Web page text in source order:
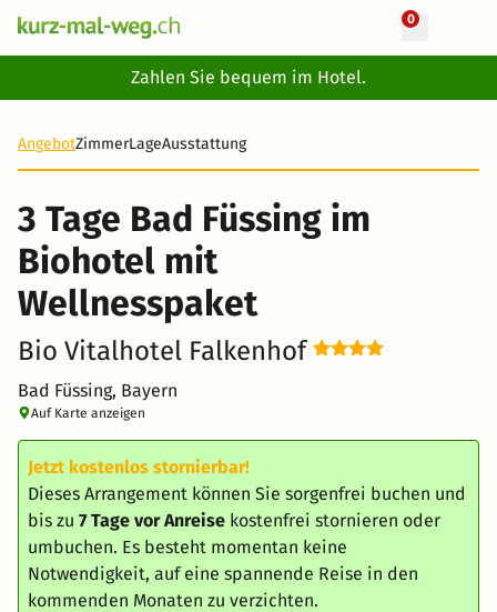
0
Zahlen Sie bequem im Hotel.
AngebotZimmerLageAusstattung
3 Tage Bad Füssing im
Biohotel mit
Wellnesspaket
Bio Vitalhotel Falkenhof
Bad Füssing, Bayern
Auf Karte anzeigen
Jetzt kostenlos stornierbar!
Dieses Arrangement können Sie sorgenfrei buchen und
bis zu 7 Tage vor Anreise kostenfrei stornieren oder
umbuchen. Es besteht momentan keine
Notwendigkeit, auf eine spannende Reise in den
kommenden Monaten zu verzichten.